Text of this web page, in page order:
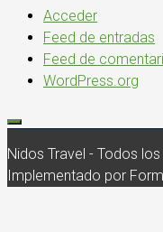
Acceder
Feed de entradas
Feed de
WordPress.org
Nidos Travel - Todos
Implementado por